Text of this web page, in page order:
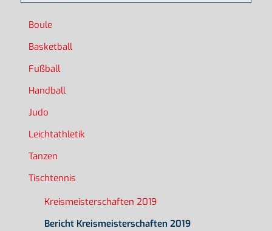
Boule
Basketball
Fußball
Handball
Judo
Leichtathletik
Tanzen
Tischtennis
Kreismeisterschaften 2019
Bericht Kreismeisterschaften 2019